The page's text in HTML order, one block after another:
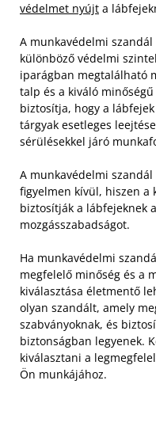
védelmet nyújt a
A munkavédelmi
különböző védelmi
iparágban megtalálható
talp és a kiváló
biztosítja, hogy a
tárgyak esetleges
sérülésekkel járó
A munkavédelmi
figyelmen kívül, hiszen a
biztosítják a lábfejeknek
mozgásszabadságot.
Ha munkavédelmi
megfelelő minőség és a
kiválasztása életmentő
olyan szandált, amely
szabványoknak, és
biztonságban legyenek.
kiválasztani a
Ön munkájához.